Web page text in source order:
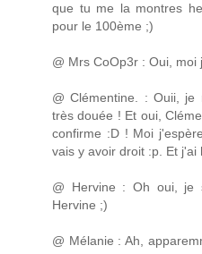
que tu me la montres
pour le 100ème ;)
@ Mrs CoOp3r : Oui,
@ Clémentine. : Ouii, je
très douée ! Et oui,
confirme :D ! Moi
vais y avoir droit :p. Et
@ Hervine : Oh oui, je
Hervine ;)
@ Mélanie : Ah,